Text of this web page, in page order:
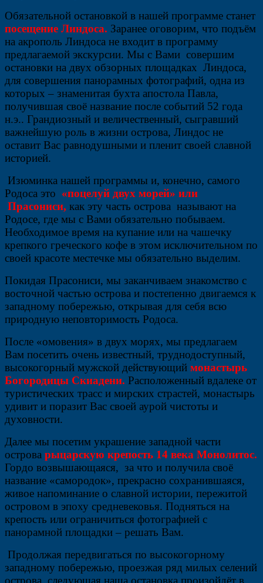
Обязательной остановкой в нашей программе станет
посещение Линдоса. Заранее оговорим, что подъём
на акрополь Линдоса не входит в программу
предлагаемой экскурсии. Мы с Вами совершим
остановки на двух обзорных площадках Линдоса,
для совершения панорамных фотографий, одна из
которых – знаменитая бухта апостола Павла,
получившая своё название после событий 52 года
н.э.. Грандиозный и величественный, сыгравший
важнейшую роль в жизни острова, Линдос не
оставит Вас равнодушными и пленит своей славной
историей.
Изюминка нашей программы и, конечно, самого
Родоса это «поцелуй двух морей» или
Прасониси, как эту часть острова называют на
Родосе, где мы с Вами обязательно побываем.
Необходимое время на купание или на чашечку
крепкого греческого кофе в этом исключительном по
своей красоте местечке мы обязательно выделим.
Покидая Прасониси, мы заканчиваем знакомство с
восточной частью острова и постепенно двигаемся к
западному побережью, открывая для себя всю
природную неповторимость Родоса.
После «омовения» в двух морях, мы предлагаем
Вам посетить очень известный, труднодоступный,
высокогорный мужской действующий монастырь
Богородицы Скиадени. Расположенный вдалеке от
туристических трасс и мирских страстей, монастырь
удивит и поразит Вас своей аурой чистоты и
духовности.
Далее мы посетим украшение западной части
острова рыцарскую крепость 14 века Монолитос.
Гордо возвышающаяся, за что и получила своё
название «самородок», прекрасно сохранившаяся,
живое напоминание о славной истории, пережитой
островом в эпоху средневековья. Подняться на
крепость или ограничиться фотографией с
панорамной площадки – решать Вам.
Продолжая передвигаться по высокогорному
западному побережью, проезжая ряд милых селений
острова, следующая наша остановка произойдёт в